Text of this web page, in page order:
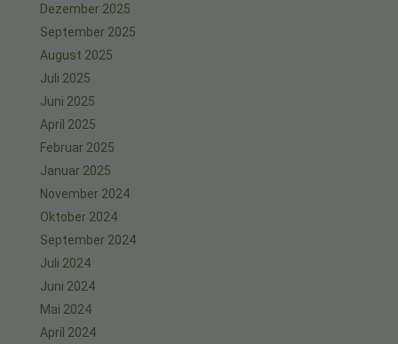
Dezember 2025
September 2025
August 2025
Juli 2025
Juni 2025
April 2025
Februar 2025
Januar 2025
November 2024
Oktober 2024
September 2024
Juli 2024
Juni 2024
Mai 2024
April 2024